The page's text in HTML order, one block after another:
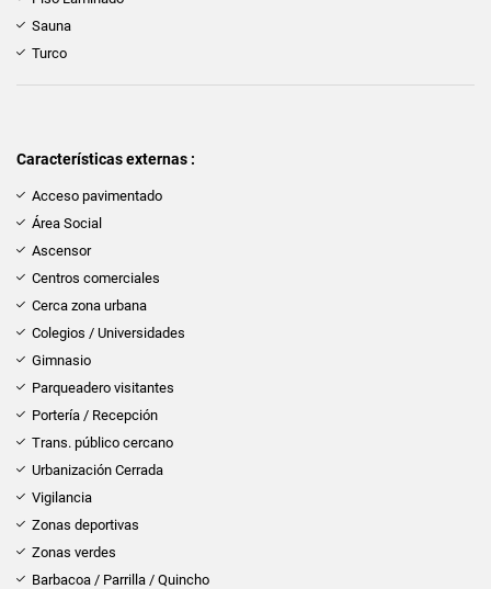
Sauna
Turco
Características externas :
Acceso pavimentado
Área Social
Ascensor
Centros comerciales
Cerca zona urbana
Colegios / Universidades
Gimnasio
Parqueadero visitantes
Portería / Recepción
Trans. público cercano
Urbanización Cerrada
Vigilancia
Zonas deportivas
Zonas verdes
Barbacoa / Parrilla / Quincho